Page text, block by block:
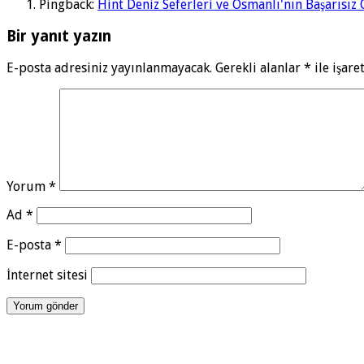
Pingback: Hint Deniz Seferleri ve Osmanlı'nın
Bir yanıt yazın
E-posta adresiniz yayınlanmayacak. Gerekli alanlar * ile
Yorum *
Ad *
E-posta *
İnternet sitesi